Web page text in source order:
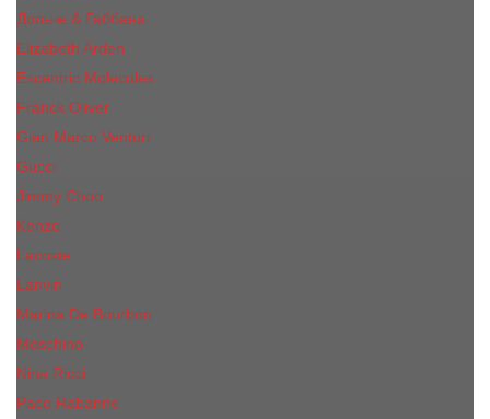
Дольче & Габбана
Elizabeth Arden
Escentric Molecules
Franck Oliver
Gian Marco Venturi
Gucci
Jimmy Choo
Kenzo
Lacoste
Lanvin
Marina De Bourbon
Moschino
Nina Ricci
Paco Rabanne